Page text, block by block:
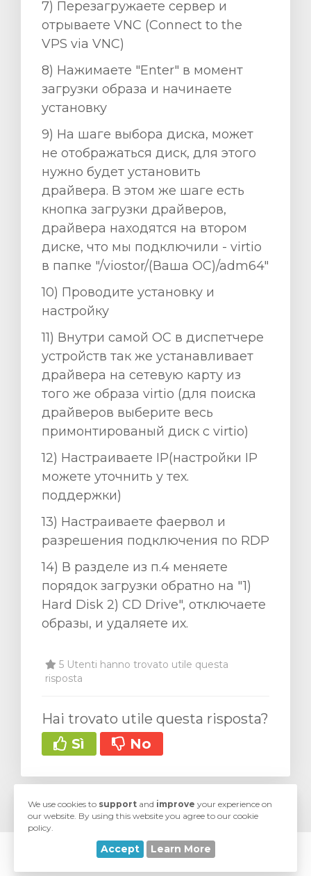
7) Перезагружаете сервер и
отрываете VNC (Connect to the
VPS via VNC)
8) Нажимаете "Enter" в момент
загрузки образа и начинаете
установку
9) На шаге выбора диска, может
не отображаться диск, для этого
нужно будет установить
драйвера. В этом же шаге есть
кнопка загрузки драйверов,
драйвера находятся на втором
диске, что мы подключили - virtio
в папке "/viostor/(Ваша ОС)/adm64"
10) Проводите установку и
настройку
11) Внутри самой ОС в диспетчере
устройств так же устанавливает
драйвера на сетевую карту из
того же образа virtio (для поиска
драйверов выберите весь
примонтированый диск с virtio)
12) Настраиваете ІР(настройки ІР
можете уточнить у тех.
поддержки)
13) Настраиваете фаервол и
разрешения подключения по RDP
14) В разделе из п.4 меняете
порядок загрузки обратно на "1)
Hard Disk 2) CD Drive", отключаете
образы, и удаляете их.
5 Utenti hanno trovato utile questa
risposta
Hai trovato utile questa risposta?
Sì
No
© 2026 UA-Hosting. All Rights Reserved.
We use cookies to support and improve your experience on
our website. By using this website you agree to our cookie
policy.
Accept Learn More